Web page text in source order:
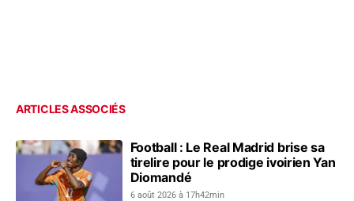
ARTICLES ASSOCIÉS
Football : Le Real Madrid brise sa
tirelire pour le prodige ivoirien Yan
Diomandé
6 août 2026 à 17h42min